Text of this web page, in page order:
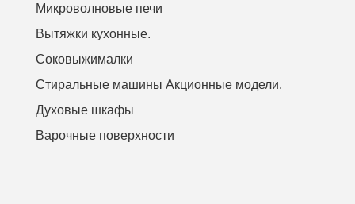
Микроволновые печи
Вытяжки кухонные.
Соковыжималки
Стиральные машины Акционные модели.
Духовые шкафы
Варочные поверхности